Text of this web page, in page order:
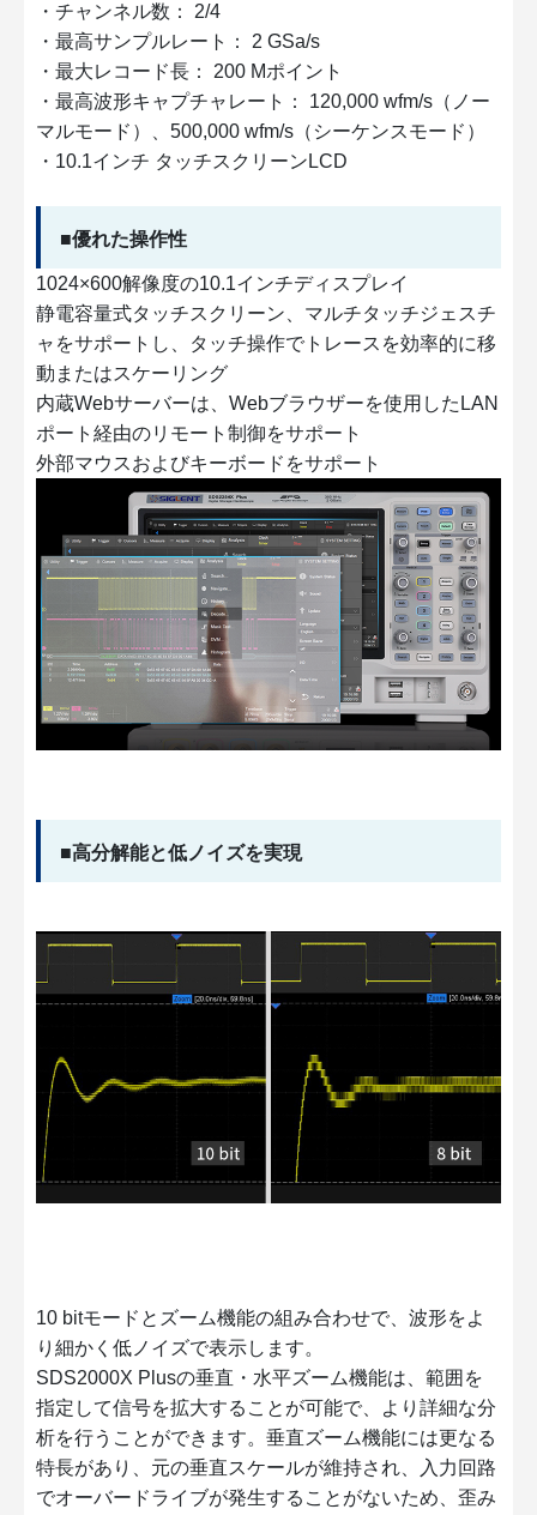
・チャンネル数： 2/4
・最高サンプルレート： 2 GSa/s
・最大レコード長： 200 Mポイント
・最高波形キャプチャレート： 120,000 wfm/s（ノー
マルモード）、500,000 wfm/s（シーケンスモード）
・10.1インチ タッチスクリーンLCD
■優れた操作性
1024×600解像度の10.1インチディスプレイ
静電容量式タッチスクリーン、マルチタッチジェスチ
ャをサポートし、タッチ操作でトレースを効率的に移
動またはスケーリング
内蔵Webサーバーは、Webブラウザーを使用したLAN
ポート経由のリモート制御をサポート
外部マウスおよびキーボードをサポート
■高分解能と低ノイズを実現
10 bitモードとズーム機能の組み合わせで、波形をよ
り細かく低ノイズで表示します。
SDS2000X Plusの垂直・水平ズーム機能は、範囲を
指定して信号を拡大することが可能で、より詳細な分
析を行うことができます。垂直ズーム機能には更なる
特長があり、元の垂直スケールが維持され、入力回路
でオーバードライブが発生することがないため、歪み